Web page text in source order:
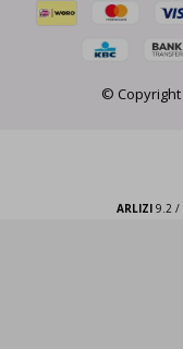
© Copyright
ARLIZI9.2 /